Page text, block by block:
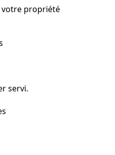
propriété
servi.